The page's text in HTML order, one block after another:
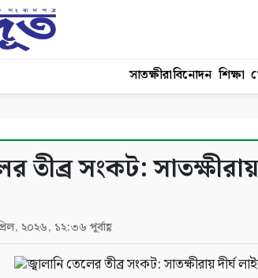
সাতক্ষীরাবিনোদন শিক্ষা
তীব্র সংকট:
২০২৬, ১২:৩৬ পূর্বাহ্ণ